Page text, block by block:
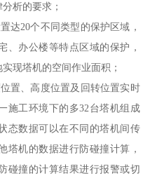
析的要求；
达20个不同类型的保护区域，
、办公楼等特点区域的保护，
现塔机的空间作业面积；
置、高度位置及回转位置实时
施工环境下的多32台塔机组成
态数据可以在不同的塔机间传
塔机的数据进行防碰撞计算，
碰撞的计算结果进行报警或切